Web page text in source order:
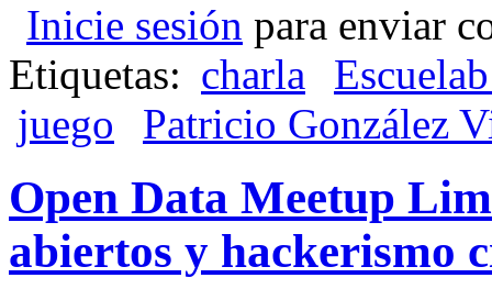
Inicie sesión para enviar
Etiquetas: charla
juego
Patricio González
Open Data Meetup
abiertos y hackerismo